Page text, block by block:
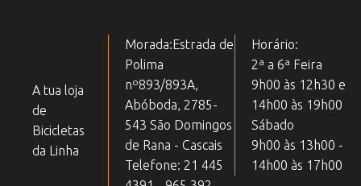
A tua loja
de
Bicicletas
da Linha
Horário:
2ª a 6ª Feira
9h00 às 12h30 e
14h00 às 19h00
Sábado
9h00 às 13h00 -
14h00 às 17h00
Morada:Estrada de
Polima
nº893/893A,
Abóboda, 2785-
543 São Domingos
de Rana - Cascais
Telefone: 21 445